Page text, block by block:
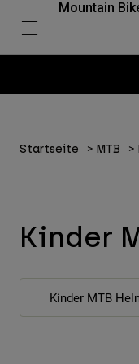
Mountain
Startseite MTB
Kinder
Kinder MTB